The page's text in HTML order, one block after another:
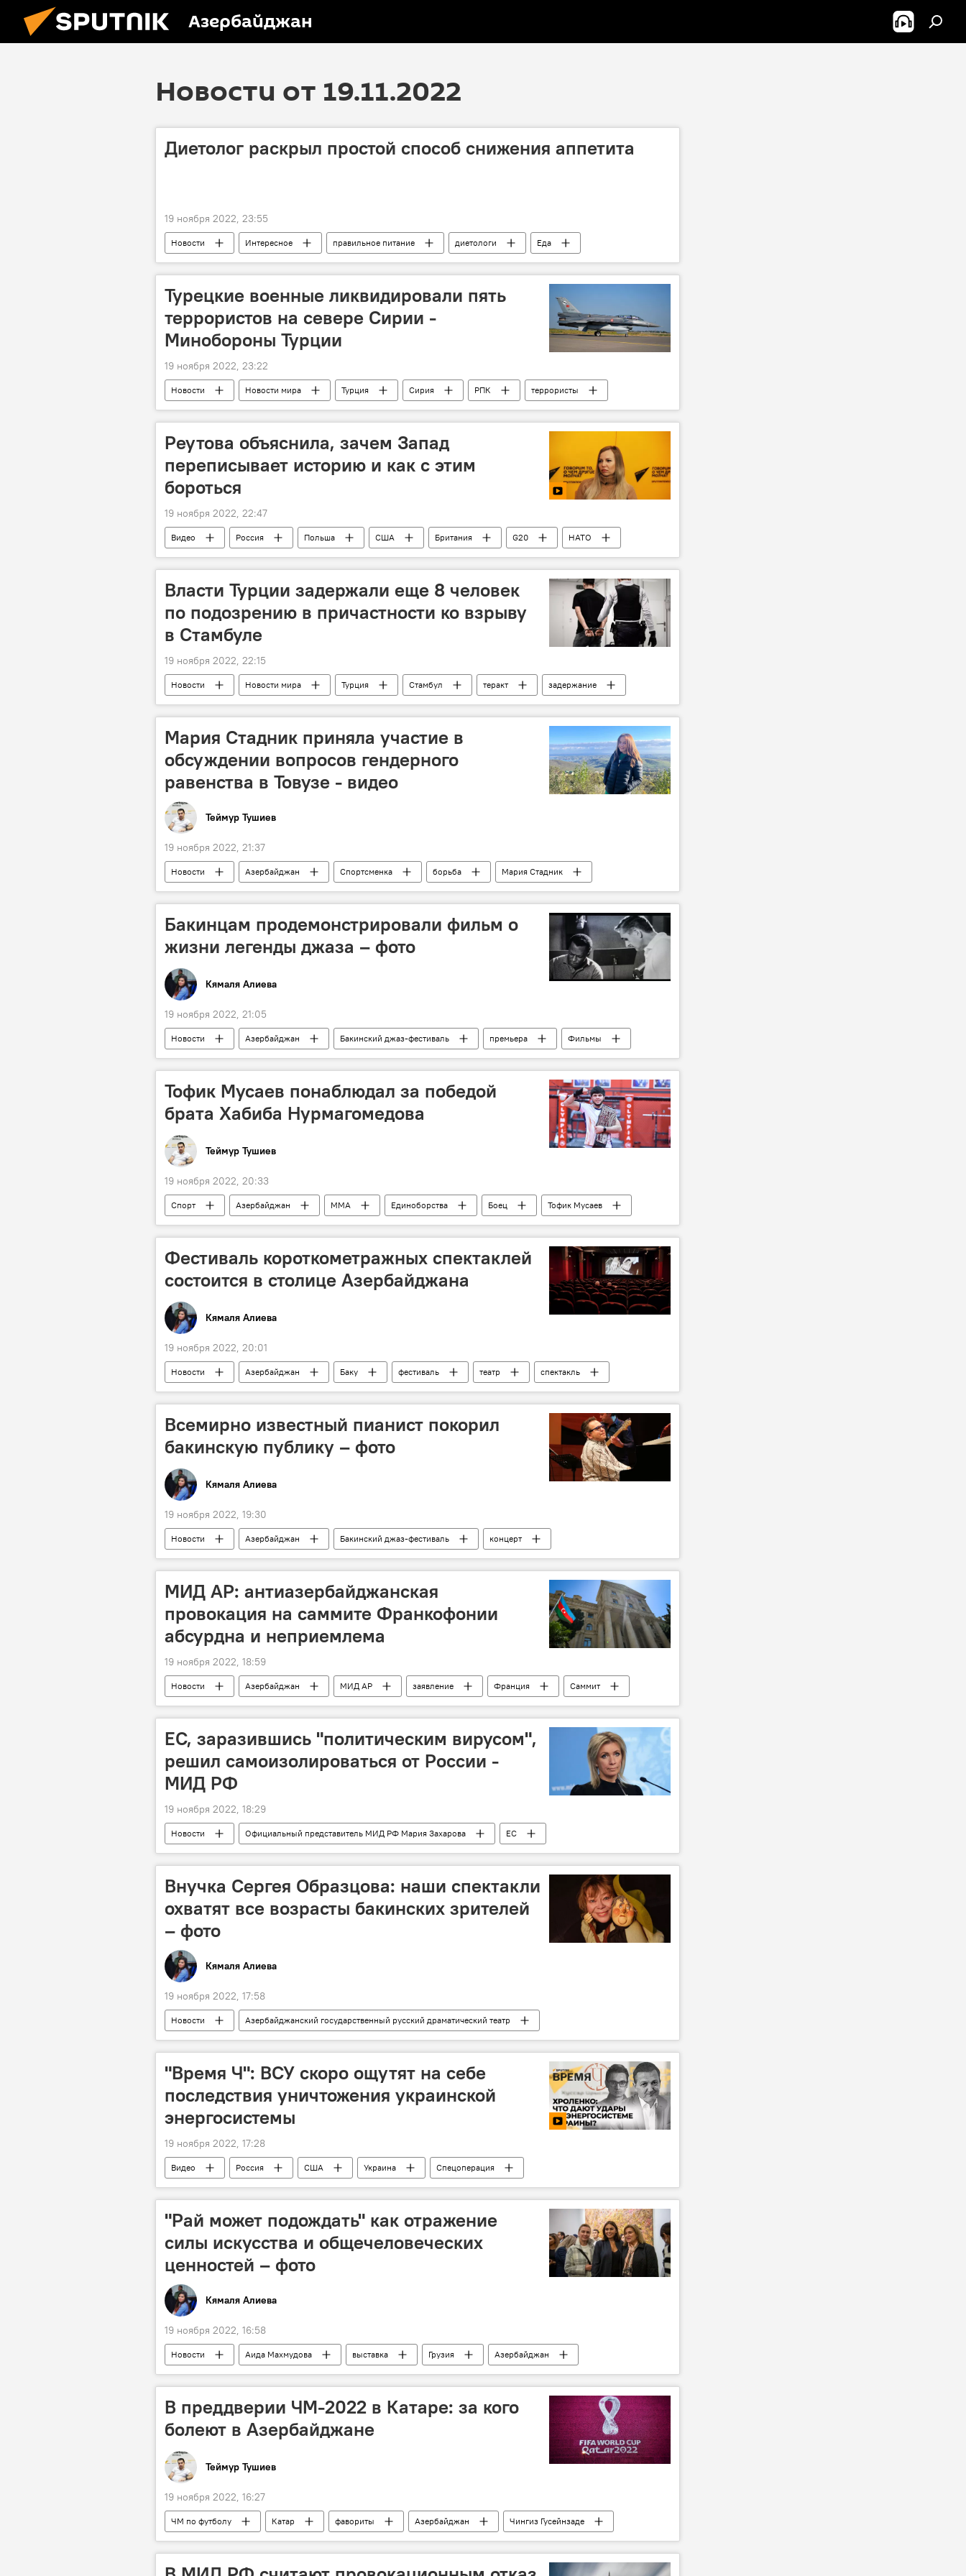
Азербайджан
Новости от 19.11.2022
Диетолог раскрыл простой способ снижения аппетита
19 ноября 2022, 23:55
Новости Интересное правильное питание диетологи
Еда
сон
Турецкие военные ликвидировали пять
террористов на севере Сирии -
Минобороны Турции
19 ноября 2022, 23:22
Новости Новости мира Турция Сирия РПК
террористы
Минобороны
Реутова объяснила, зачем Запад
переписывает историю и как с этим
бороться
19 ноября 2022, 22:47
Видео Россия Польша США Британия G20 НАТО
Власти Турции задержали еще 8 человек
по подозрению в причастности ко взрыву
в Стамбуле
19 ноября 2022, 22:15
Новости Новости мира Турция Стамбул теракт задержание
Мария Стадник приняла участие в
обсуждении вопросов гендерного
равенства в Товузе - видео
Теймур Тушиев
19 ноября 2022, 21:37
Новости Азербайджан Спортсменка борьба
Мария Стадник
гендерное равенство
Товуз
Бакинцам продемонстрировали фильм о
жизни легенды джаза – фото
Кямаля Алиева
19 ноября 2022, 21:05
Новости Азербайджан Бакинский джаз-фестиваль премьера Фильмы
Тофик Мусаев понаблюдал за победой
брата Хабиба Нурмагомедова
Теймур Тушиев
19 ноября 2022, 20:33
Спорт Азербайджан ММА Единоборства Боец Тофик Мусаев
Фестиваль короткометражных спектаклей
состоится в столице Азербайджана
Кямаля Алиева
19 ноября 2022, 20:01
Новости Азербайджан Баку фестиваль театр спектакль
Всемирно известный пианист покорил
бакинскую публику – фото
Кямаля Алиева
19 ноября 2022, 19:30
Новости Азербайджан Бакинский джаз-фестиваль
концерт
импровизация
музыка
МИД АР: антиазербайджанская
провокация на саммите Франкофонии
абсурдна и неприемлема
19 ноября 2022, 18:59
Новости Азербайджан МИД АР заявление Франция
Саммит
Тунис
ЕС, заразившись "политическим вирусом",
решил самоизолироваться от России -
МИД РФ
19 ноября 2022, 18:29
Новости Официальный представитель МИД РФ Мария Захарова
ЕС
Жозеп Боррель
комментарий
Внучка Сергея Образцова: наши спектакли
охватят все возрасты бакинских зрителей
– фото
Кямаля Алиева
19 ноября 2022, 17:58
Новости
Азербайджанский государственный русский драматический театр
Государственный академический центральный театр кукол имени Сергея Образцова
"Время Ч": ВСУ скоро ощутят на себе
последствия уничтожения украинской
энергосистемы
19 ноября 2022, 17:28
Видео Россия США Украина
Спецоперация
Владимир Зеленский
Польша
"Рай может подождать" как отражение
силы искусства и общечеловеческих
ценностей – фото
Кямаля Алиева
19 ноября 2022, 16:58
Новости Аида Махмудова выставка Грузия
Азербайджан
Картины
В преддверии ЧМ-2022 в Катаре: за кого
болеют в Азербайджане
Теймур Тушиев
19 ноября 2022, 16:27
ЧМ по футболу Катар фавориты Азербайджан
Чингиз Гусейнзаде
Гурбан Гурбанов